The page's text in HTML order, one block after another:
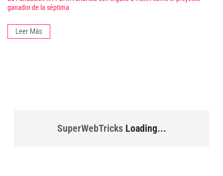
ganador de la séptima
Leer Más
SuperWebTricksLoading...